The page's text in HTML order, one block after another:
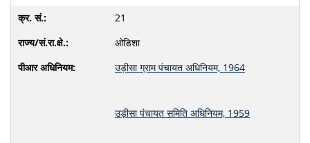
21
ओडिशा
उड़ीसा ग्राम पंचायत अधिनियम, 1964
उड़ीसा पंचायत समिति अधिनियम, 1959